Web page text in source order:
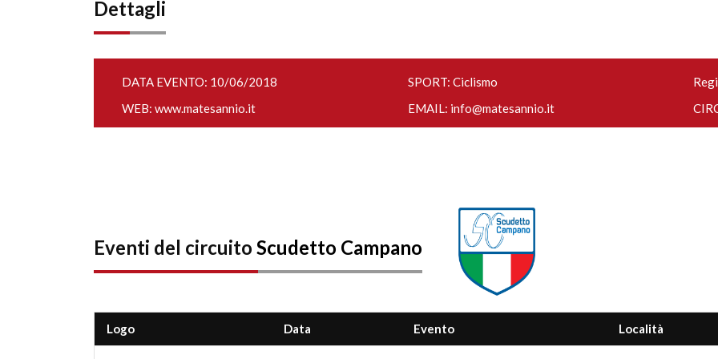
Dettagli
DATA EVENTO: 10/06/2018 SPORT: Ciclismo
WEB: www.matesannio.it EMAIL: info@matesannio.it
Eventi del circuito Scudetto Campano
Logo Data Evento Località